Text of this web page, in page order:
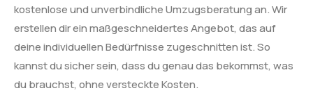
kostenlose und unverbindliche Umzugsberatung an. Wir
erstellen dir ein maßgeschneidertes Angebot, das auf
deine individuellen Bedürfnisse zugeschnitten ist. So
kannst du sicher sein, dass du genau das bekommst, was
du brauchst, ohne versteckte Kosten.